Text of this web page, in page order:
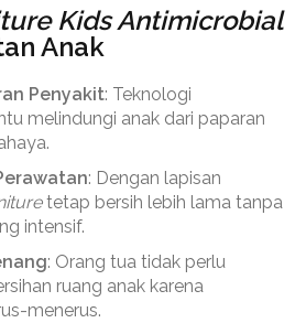
Kids Antimicrobial
Anak
Penyakit: Teknologi
melindungi anak dari paparan
: Dengan lapisan
tetap bersih lebih lama tanpa
intensif.
: Orang tua tidak perlu
ruang anak karena
menerus.